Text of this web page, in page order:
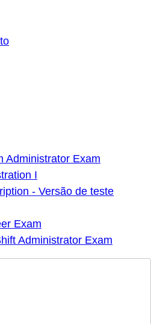
Administrator Exam
I
- Versão de teste
Exam
Administrator Exam